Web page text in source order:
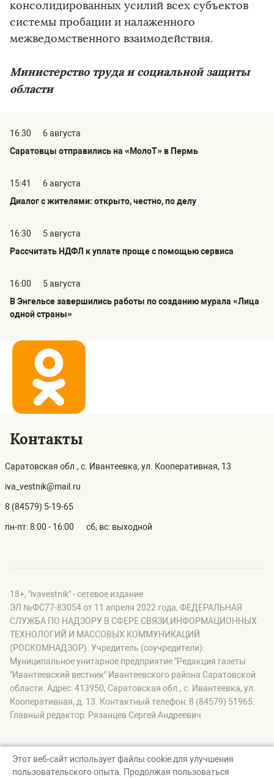
консолидированных усилий всех субъектов
системы пробации и налаженного
межведомственного взаимодействия.
Министерство труда и социальной защиты
области
16:30
6 августа
Саратовцы отправились на «МолоТ» в Пермь
15:41
6 августа
Диалог с жителями: открыто, честно, по делу
16:30
5 августа
Рассчитать НДФЛ к уплате проще с помощью сервиса
16:00
5 августа
В Энгельсе завершились работы по созданию мурала «Лица
одной страны»
Контакты
Саратовская обл., с. Ивантеевка, ул. Кооперативная, 13
iva_vestnik@mail.ru
8 (84579) 5-19-65
пн-пт: 8:00 - 16:00 сб, вс: выходной
18+, "ivavestnik" - сетевое издание
ЭЛ №ФС77-83054 от 11 апреля 2022 года, ФЕДЕРАЛЬНАЯ
СЛУЖБА ПО НАДЗОРУ В СФЕРЕ СВЯЗИ,ИНФОРМАЦИОННЫХ
ТЕХНОЛОГИЙ И МАССОВЫХ КОММУНИКАЦИЙ
(РОСКОМНАДЗОР). Учредитель (соучредители):
Муниципальное унитарное предприятие "Редакция газеты
"Ивантеевский вестник" Ивантеевского района Саратовской
области. Адрес: 413950, Саратовская обл., с. Ивантеевка, ул.
Кооперативная, д. 13. Контактный телефон: 8 (84579) 51965.
Главный редактор: Рязанцев Сергей Андреевич
Этот веб-сайт использует файлы cookie для улучшения
пользовательского опыта. Продолжая пользоваться